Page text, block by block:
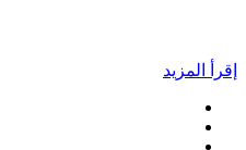
إقرأ المزيد